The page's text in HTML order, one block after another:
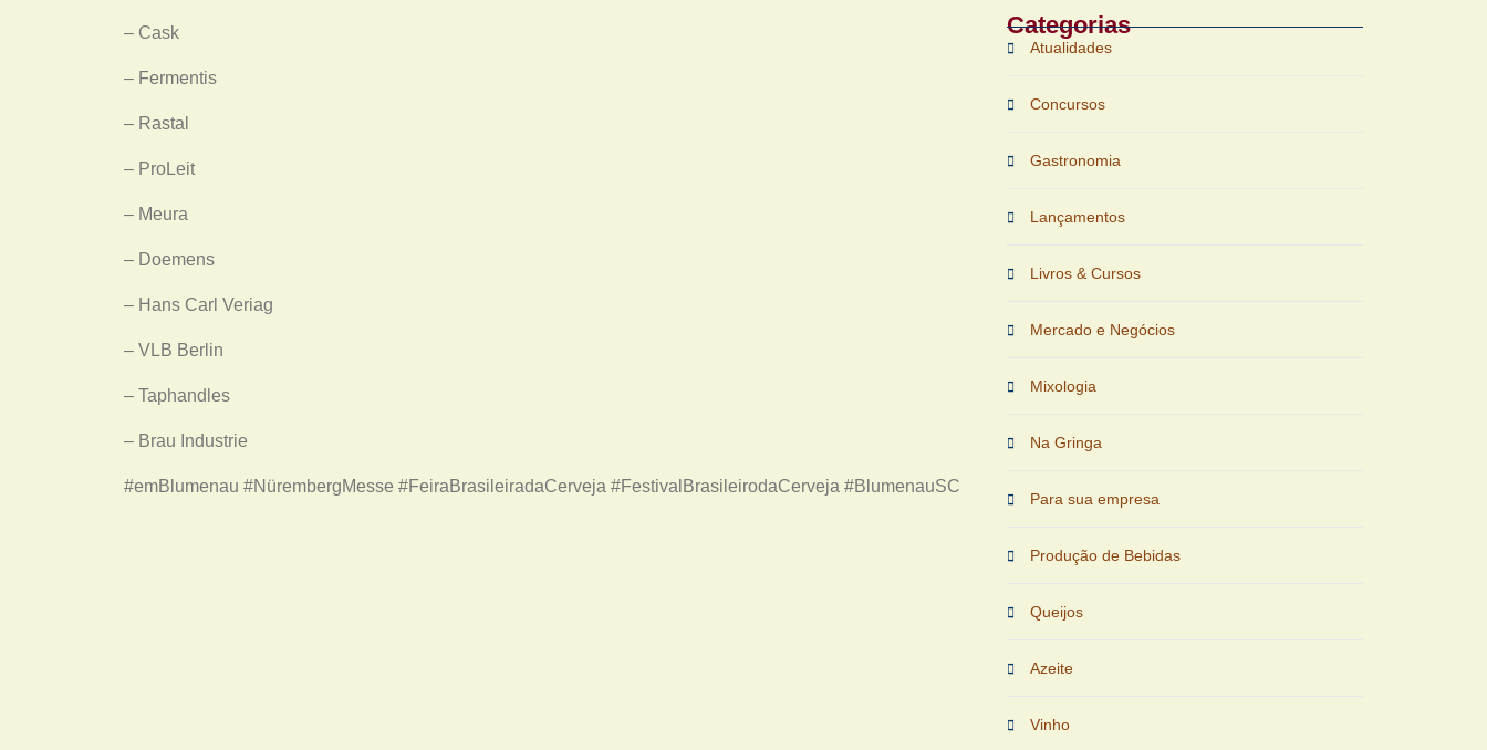
– Cask
– Fermentis
– Rastal
– ProLeit
– Meura
– Doemens
– Hans Carl Veriag
– VLB Berlin
– Taphandles
– Brau Industrie
#emBlumenau #NürembergMesse #FeiraBrasileiradaCerveja #FestivalBrasileirodaCerveja #BlumenauSC
Categorias
Atualidades
Concursos
Gastronomia
Lançamentos
Livros & Cursos
Mercado e Negócios
Mixologia
Na Gringa
Para sua empresa
Produção de Bebidas
Queijos
Azeite
Vinho